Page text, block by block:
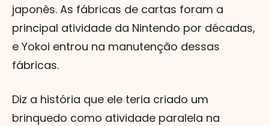
japonês. As fábricas de cartas foram a
principal atividade da Nintendo por décadas,
e Yokoi entrou na manutenção dessas
fábricas.
Diz a história que ele teria criado um
brinquedo como atividade paralela na